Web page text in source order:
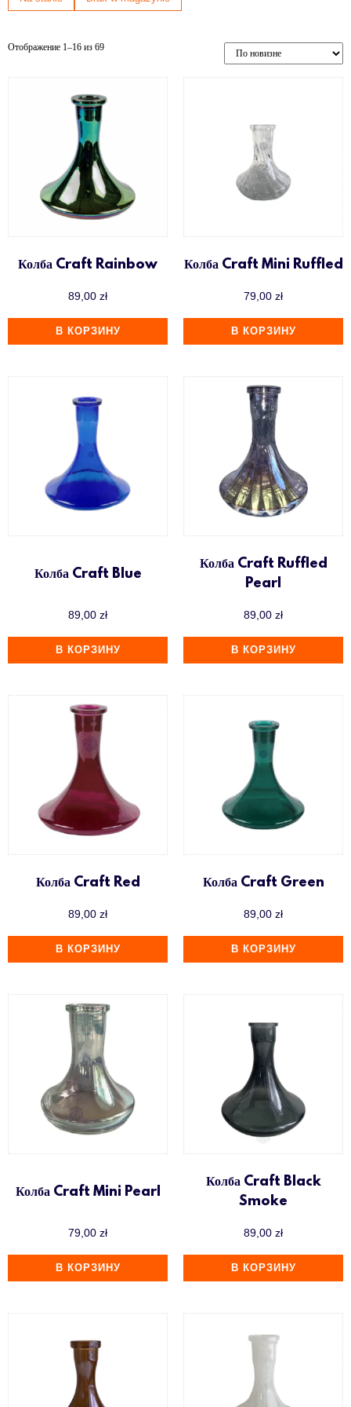
Убивашки (Killer)
ХКАН
Отображение 1–16 из 69
Колба Craft Rainbow
89,00 zł
В КОРЗИНУ
Колба Craft Mini Ruffled
79,00 zł
В КОРЗИНУ
Колба Craft Blue
89,00 zł
В КОРЗИНУ
Колба Craft Ruffled
Pearl
89,00 zł
В КОРЗИНУ
Колба Craft Red
89,00 zł
В КОРЗИНУ
Колба Craft Green
89,00 zł
В КОРЗИНУ
Колба Craft Mini Pearl
79,00 zł
В КОРЗИНУ
Колба Craft Black
Smoke
89,00 zł
В КОРЗИНУ